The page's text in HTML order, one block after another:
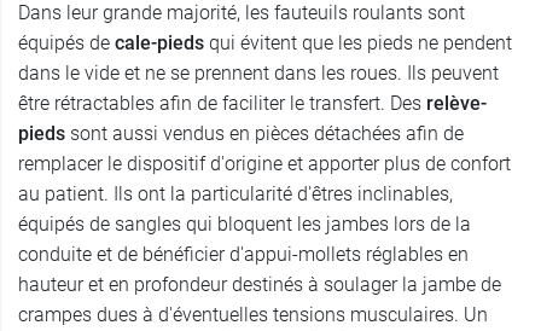
Dans leur grande majorité, les fauteuils roulants sont
équipés de cale-pieds qui évitent que les pieds ne pendent
dans le vide et ne se prennent dans les roues. Ils peuvent
être rétractables afin de faciliter le transfert. Des relève-
pieds sont aussi vendus en pièces détachées afin de
remplacer le dispositif d'origine et apporter plus de confort
au patient. Ils ont la particularité d'êtres inclinables,
équipés de sangles qui bloquent les jambes lors de la
conduite et de bénéficier d'appui-mollets réglables en
hauteur et en profondeur destinés à soulager la jambe de
crampes dues à d'éventuelles tensions musculaires. Un